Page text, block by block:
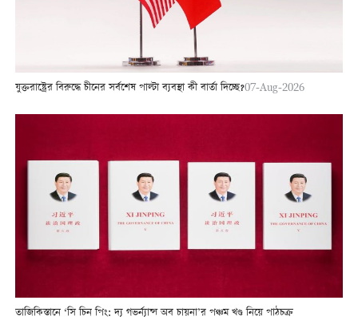
যুক্তরাষ্ট্রের বিরুদ্ধে চীনের সর্বশেষ পাল্টা ব্যবস্থা কী বার্তা দিচ্ছে?07-Aug-2026
তাজিকিস্তানে ‘সি চিন পিং: দ্য গভর্ন্যান্স অব চায়না’র পঞ্চম খণ্ড নিয়ে পাঠচক্র